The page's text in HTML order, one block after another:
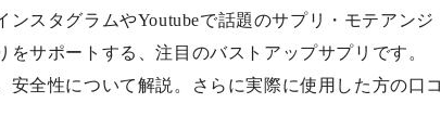
スタグラムやYoutubeで話題のサプリ・モテアンジ
をサポートする、注目のバストアップサプリです。
安全性について解説。さらに実際に使用した方の口コ